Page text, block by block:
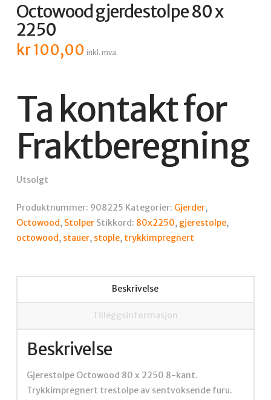
Octowood gjerdestolpe 80 x
2250
kr100,00 inkl. mva.
Ta kontakt for
Fraktberegning
Utsolgt
Produktnummer: 908225 Kategorier: Gjerder,
Octowood, Stolper Stikkord: 80x2250, gjerestolpe,
octowood, stauer, stople, trykkimpregnert
Beskrivelse
Tilleggsinformasjon
Beskrivelse
Gjerestolpe Octowood 80 x 2250 8-kant.
Trykkimpregnert trestolpe av sentvoksende furu.